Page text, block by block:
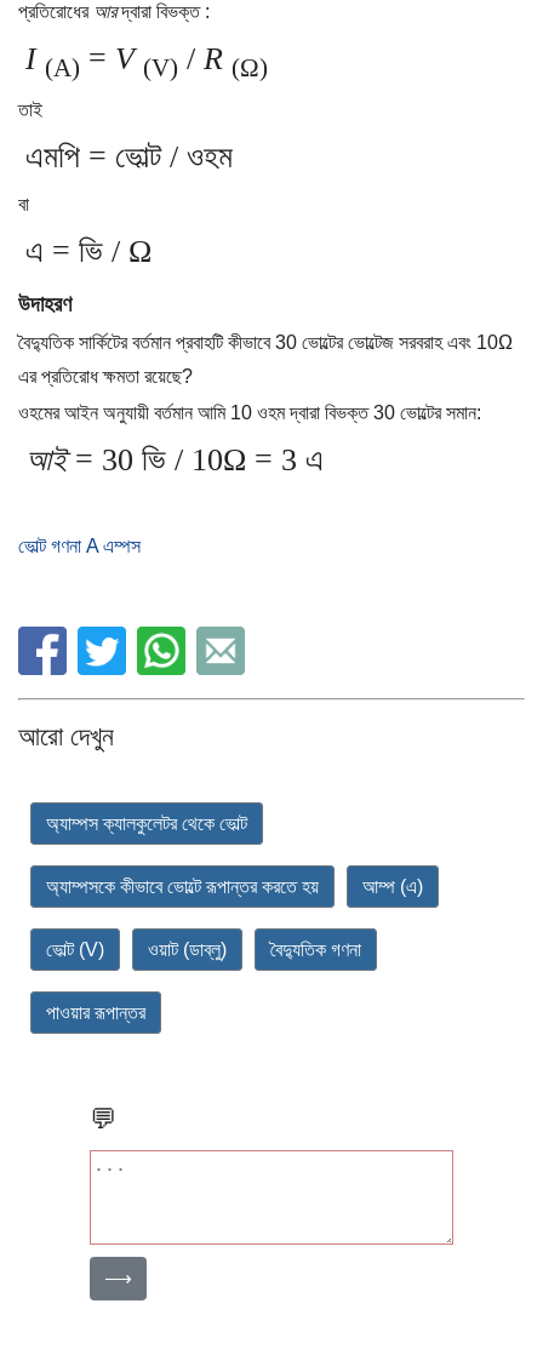
প্রতিরোধের আরদ্বারা বিভক্ত :
I (A) = V (V) / R (Ω)
তাই
এমপি = ভোল্ট / ওহম
বা
এ = ভি / Ω
উদাহরণ
বৈদ্যুতিক সার্কিটের বর্তমান প্রবাহটি কীভাবে 30 ভোল্টের ভোল্টেজ সরবরাহ এবং 10Ω
এর প্রতিরোধ ক্ষমতা রয়েছে?
ওহমের আইন অনুযায়ী বর্তমান আমি 10 ওহম দ্বারা বিভক্ত 30 ভোল্টের সমান:
আই= 30 ভি / 10Ω = 3 এ
ভোল্ট গণনা A এম্পস
আরো দেখুন
অ্যাম্পস ক্যালকুলেটর থেকে ভোল্ট
অ্যাম্পসকে কীভাবে ভোল্টে রূপান্তর করতে হয় আম্প (এ)
ভোল্ট (V) ওয়াট (ডাব্লু) বৈদ্যুতিক গণনা
পাওয়ার রূপান্তর
💬
⟶